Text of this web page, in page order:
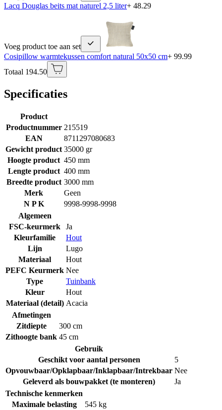
Lacq Douglas beits mat naturel 2,5 liter+ 48.29
Voeg product toe aan set
Cosipillow warmtekussen comfort natural 50x50 cm+ 99.99
Totaal 194.50
Specificaties
Product
Productnummer 215519
EAN
8711297080683
Gewicht product 35000 gr
Hoogte product 450 mm
Lengte product 400 mm
Breedte product 3000 mm
Merk
Geen
N P K
9998-9998-9998
Algemeen
FSC-keurmerk
Ja
Kleurfamilie
Hout
Lijn
Lugo
Materiaal
Hout
PEFC Keurmerk Nee
Type
Tuinbank
Kleur
Hout
Materiaal (detail) Acacia
Afmetingen
Zitdiepte
300 cm
Zithoogte bank 45 cm
Gebruik
Geschikt voor aantal personen
5
Opvouwbaar/Opklapbaar/Inklapbaar/Intrekbaar Nee
Geleverd als bouwpakket (te monteren)
Ja
Technische kenmerken
Maximale belasting
545 kg